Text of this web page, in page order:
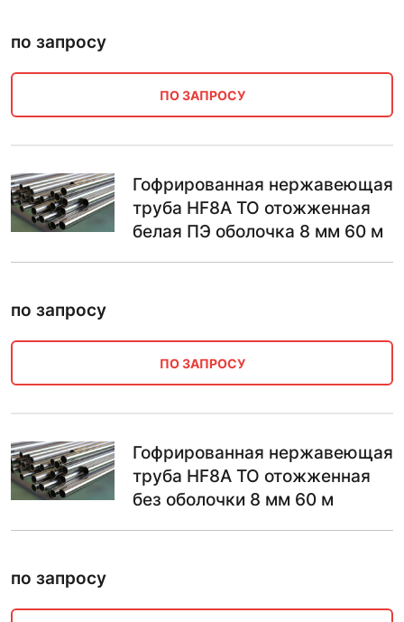
по запросу
ПО ЗАПРОСУ
Гофрированная нержавеющая
труба HF8A ТО отожженная
белая ПЭ оболочка 8 мм 60 м
по запросу
ПО ЗАПРОСУ
Гофрированная нержавеющая
труба HF8A ТО отожженная
без оболочки 8 мм 60 м
по запросу